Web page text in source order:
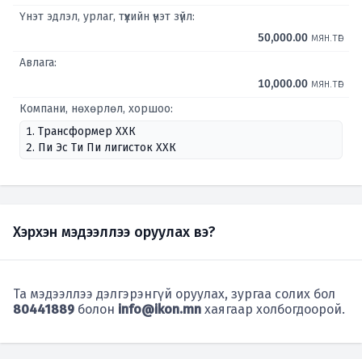
Үнэт эдлэл, урлаг, түүхийн үнэт зүйл:
50,000.00 мян.төг
Авлага:
10,000.00 мян.төг
Компани, нөхөрлөл, хоршоо:
1. Трансформер ХХК
2. Пи Эс Ти Пи лигисток ХХК
Хэрхэн мэдээллээ оруулах вэ?
Та мэдээллээ дэлгэрэнгүй оруулах, зургаа солих бол
80441889 болон info@ikon.mn хаягаар холбогдоорой.